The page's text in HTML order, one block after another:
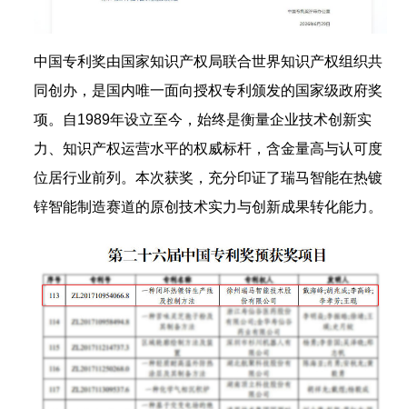
中国专利奖由国家知识产权局联合世界知识产权组织共
同创办，是国内唯一面向授权专利颁发的国家级政府奖
项。自1989年设立至今，始终是衡量企业技术创新实
力、知识产权运营水平的权威标杆，含金量高与认可度
位居行业前列。本次获奖，充分印证了瑞马智能在热镀
锌智能制造赛道的原创技术实力与创新成果转化能力。